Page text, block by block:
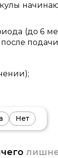
(до 6
Нет